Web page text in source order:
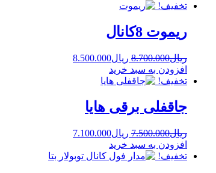
تخفیف!
ریموت 8کانال
ریال8.700.000 ریال8.500.000
افزودن به سبد خرید
تخفیف!
جاقفلی برقی هایا
ریال7.500.000 ریال7.100.000
افزودن به سبد خرید
تخفیف!